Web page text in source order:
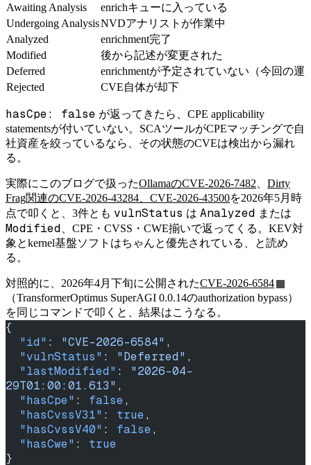
Awaiting Analysis
enrichキューに入っている
Undergoing AnalysisNVDアナリストが作業中
Analyzed
enrichment完了
Modified
後から記述が変更された
Deferred
enrichmentが予定されていない（今回の運
Rejected
CVE自体が却下
hasCpe: false が返ってきたら、CPE applicability
statementsが付いていない。SCAツールがCPEマッチングで自
社資産を絞っているなら、その状態のCVEは検出から漏れ
る。
実際にこのブログで扱ったOllamaのCVE-2026-7482
Dirty
Frag関連のCVE-2026-43284、CVE-2026-43500を2026年5月時
点で叩くと、3件とも vulnStatus は Analyzed または
Modified 、CPE・CVSS・CWE揃いで返ってくる。KEV対
象とkernel基盤ソフトはちゃんと優先されている、と読め
る。
対照的に、2026年4月下旬に公開されたCVE-2026-6584
（TransformerOptimus SuperAGI 0.0.14のauthorization bypass）
を同じコマンドで叩くと、結果はこうなる。
{
  "id"
: "CVE-2026-6584" ,
  "vulnStatus"
: "Deferred" ,
  "lastModified"
: "2026-04-
29T01:00:01.613" ,
  "hasCpe"
: false,
  "hasCvssV31"
: true,
  "hasCvssV40"
: false,
  "hasCwe"
: true
}